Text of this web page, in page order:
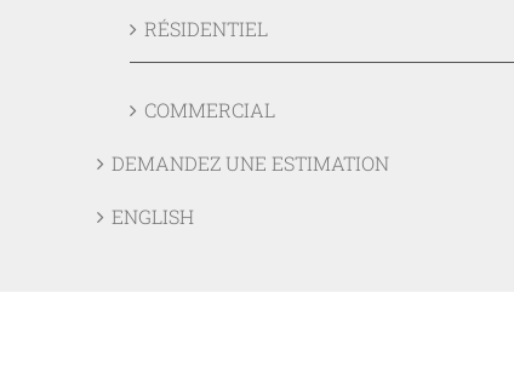
RÉSIDENTIEL
COMMERCIAL
DEMANDEZ UNE ESTIMATION
ENGLISH